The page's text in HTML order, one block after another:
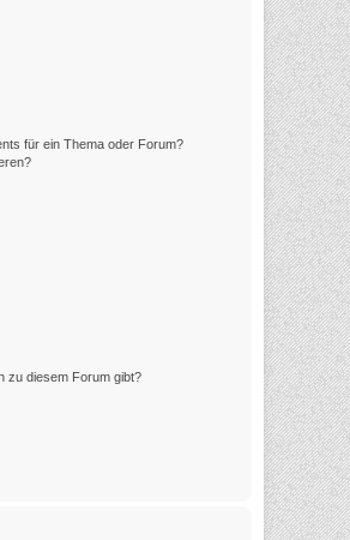
für ein Thema oder Forum?
zu diesem Forum gibt?